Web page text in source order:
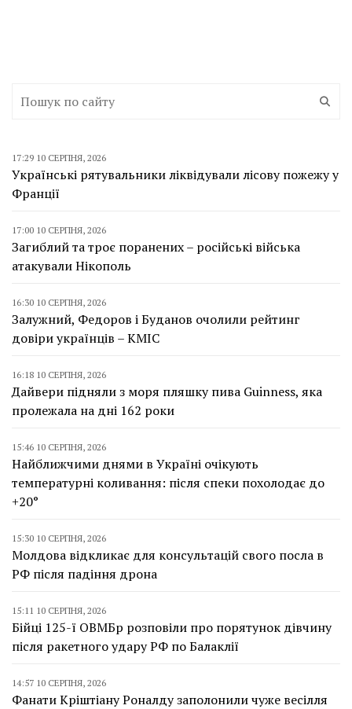
17:29 10 СЕРПНЯ, 2026
Українські рятувальники ліквідували лісову пожежу у
Франції
17:00 10 СЕРПНЯ, 2026
Загиблий та троє поранених – російські війська
атакували Нікополь
16:30 10 СЕРПНЯ, 2026
Залужний, Федоров і Буданов очолили рейтинг
довіри українців – КМІС
16:18 10 СЕРПНЯ, 2026
Дайвери підняли з моря пляшку пива Guinness, яка
пролежала на дні 162 роки
15:46 10 СЕРПНЯ, 2026
Найближчими днями в Україні очікують
температурні коливання: після спеки похолодає до
+20°
15:30 10 СЕРПНЯ, 2026
Молдова відкликає для консультацій свого посла в
РФ після падіння дрона
15:11 10 СЕРПНЯ, 2026
Бійці 125-ї ОВМБр розповіли про порятунок дівчину
після ракетного удару РФ по Балаклії
14:57 10 СЕРПНЯ, 2026
Фанати Кріштіану Роналду заполонили чуже весілля